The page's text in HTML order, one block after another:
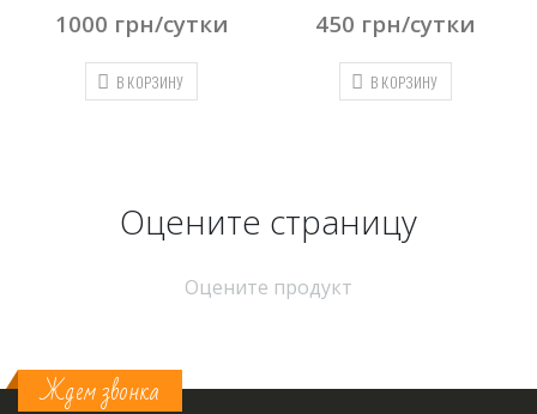
1000 грн/сутки
В КОРЗИНУ
450 грн/сутки
В КОРЗИНУ
Оцените страницу
Оцените продукт
Ждем звонка